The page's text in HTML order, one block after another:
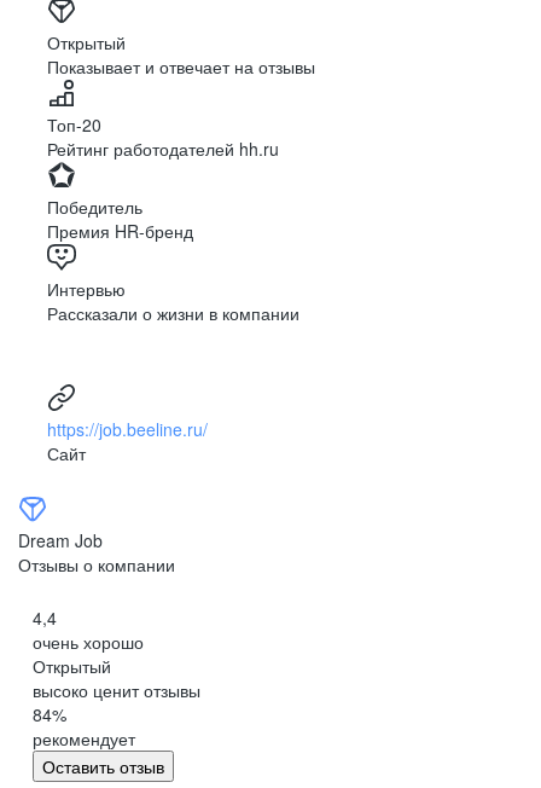
Открытый
Показывает и отвечает на отзывы
Топ-20
Рейтинг работодателей hh.ru
Победитель
Премия HR-бренд
Интервью
Рассказали о жизни в компании
https://job.beeline.ru/
Сайт
Dream Job
Отзывы о компании
4,4
очень хорошо
Открытый
высоко ценит отзывы
84%
рекомендует
Оставить отзыв